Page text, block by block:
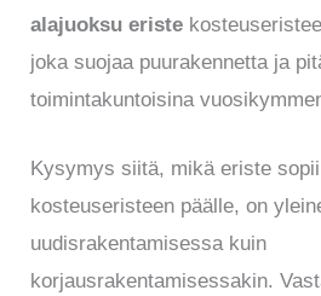
alajuoksu eriste
joka suojaa puurakennetta ja
toimintakuntoisina
Kysymys siitä, mikä eriste
kosteuseristeen päälle, on
uudisrakentamisessa kuin
korjausrakentamisessakin.